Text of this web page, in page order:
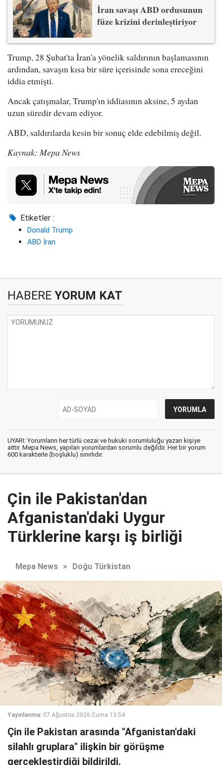
İran savaşı ABD ordusunun
füze krizini derinleştiriyor
Trump, 28 Şubat'ta İran'a yönelik saldırının başlamasının
ardından, savaşın kısa bir süre içerisinde sona ereceğini
iddia etmişti.
Ancak çatışmalar, Trump'ın iddiasının aksine, 5 aydan
uzun süredir devam ediyor.
ABD, saldırılarda kesin bir sonuç elde edebilmiş değil.
Kaynak: Mepa News
Etiketler :
Donald Trump
ABD İran
HABERE YORUM KAT
UYARI: Yorumların her türlü cezai ve hukuki sorumluluğu yazan kişiye
aittir. Mepa News, yapılan yorumlardan sorumlu değildir. Her bir yorum
600 karakterle (boşluklu) sınırlıdır.
Çin ile Pakistan'dan
Afganistan'daki Uygur
Türklerine karşı iş birliği
Mepa News > Doğu Türkistan
Yayınlanma: 07 Ağustos 2026 Cuma 13:54
Çin ile Pakistan arasında "Afganistan'daki
silahlı gruplara" ilişkin bir görüşme
gerçekleştirdiği bildirildi.